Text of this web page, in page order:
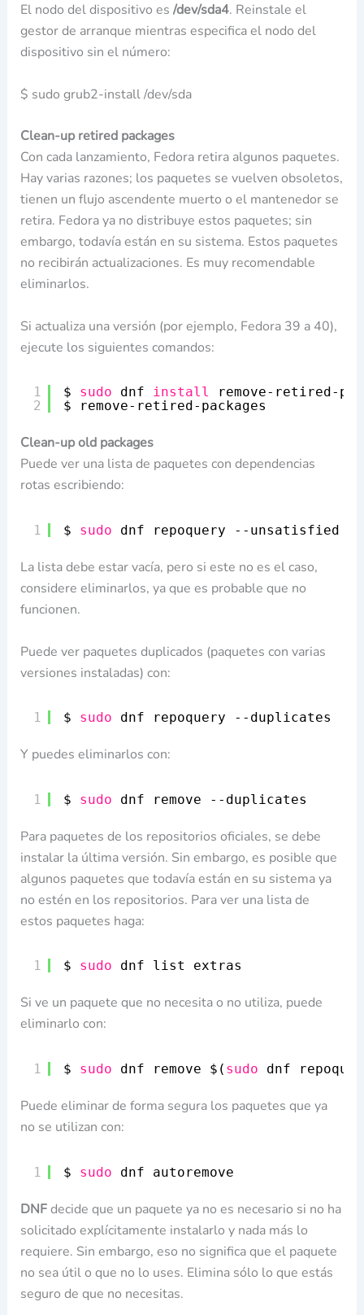
El nodo del dispositivo es /dev/sda4. Reinstale el
gestor de arranque mientras especifica el nodo del
dispositivo sin el número:
$ sudo grub2-install /dev/sda
Clean-up retired packages
Con cada lanzamiento, Fedora retira algunos paquetes.
Hay varias razones; los paquetes se vuelven obsoletos,
tienen un flujo ascendente muerto o el mantenedor se
retira. Fedora ya no distribuye estos paquetes; sin
embargo, todavía están en su sistema. Estos paquetes
no recibirán actualizaciones. Es muy recomendable
eliminarlos.
Si actualiza una versión (por ejemplo, Fedora 39 a 40),
ejecute los siguientes comandos:
1
2
$ sudo dnf install
remove-retired-
$ remove-retired-packages
Clean-up old packages
Puede ver una lista de paquetes con dependencias
rotas escribiendo:
1 $ sudo dnf repoquery --unsatisfied
La lista debe estar vacía, pero si este no es el caso,
considere eliminarlos, ya que es probable que no
funcionen.
Puede ver paquetes duplicados (paquetes con varias
versiones instaladas) con:
1 $ sudo dnf repoquery --duplicates
Y puedes eliminarlos con:
1 $ sudo dnf remove --duplicates
Para paquetes de los repositorios oficiales, se debe
instalar la última versión. Sin embargo, es posible que
algunos paquetes que todavía están en su sistema ya
no estén en los repositorios. Para ver una lista de
estos paquetes haga:
1 $ sudo dnf list extras
Si ve un paquete que no necesita o no utiliza, puede
eliminarlo con:
1 $ sudo dnf remove $( sudo dnf
Puede eliminar de forma segura los paquetes que ya
no se utilizan con:
1 $ sudo dnf autoremove
DNFdecide que un paquete ya no es necesario si no ha
solicitado explícitamente instalarlo y nada más lo
requiere. Sin embargo, eso no significa que el paquete
no sea útil o que no lo uses. Elimina sólo lo que estás
seguro de que no necesitas.